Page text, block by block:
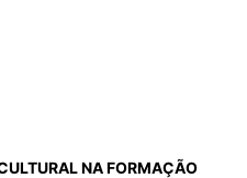
NA FORMAÇÃO